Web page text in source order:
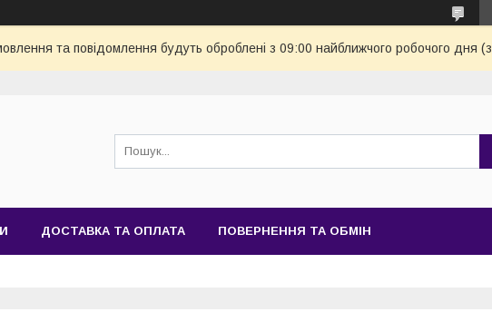
та повідомлення будуть оброблені з 09:00 найближчого робочого дня
ДОСТАВКА ТА ОПЛАТА ПОВЕРНЕННЯ ТА ОБМІН